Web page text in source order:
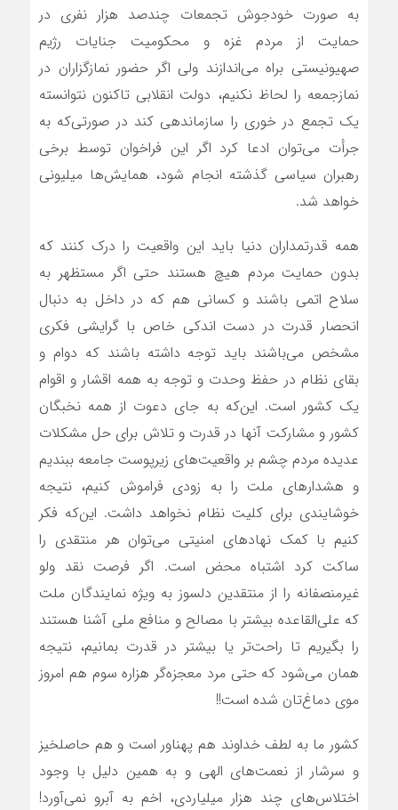
به صورت خودجوش تجمعات چندصد هزار نفری در
حمایت از مردم غزه و محکومیت جنایات رژیم
صهیونیستی براه می‌اندازند ولی اگر حضور نمازگزاران در
نمازجمعه را لحاظ نکنیم، دولت انقلابی تاکنون نتوانسته
یک تجمع در خوری را سازماندهی کند در صورتی‌که به
جرأت می‌توان ادعا کرد اگر این فراخوان توسط برخی
رهبران سیاسی گذشته انجام شود، همایش‌ها میلیونی
خواهد شد.
همه قدرتمداران دنیا باید این واقعیت را درک کنند که
بدون حمایت مردم هیچ هستند حتی اگر مستظهر به
سلاح اتمی باشند و کسانی هم که در داخل به دنبال
انحصار قدرت در دست اندکی خاص با گرایشی فکری
مشخص می‌باشند باید توجه داشته باشند که دوام و
بقای نظام در حفظ وحدت و توجه به همه اقشار و اقوام
یک کشور است. این‌که به جای دعوت از همه نخبگان
کشور و مشارکت آنها در قدرت و تلاش برای حل مشکلات
عدیده مردم چشم بر واقعیت‌های زیرپوست جامعه ببندیم
و هشدارهای ملت را به زودی فراموش کنیم، نتیجه
خوشایندی برای کلیت نظام نخواهد داشت. این‌که فکر
کنیم با کمک نهادهای امنیتی می‌توان هر منتقدی را
ساکت کرد اشتباه محض است. اگر فرصت نقد ولو
غیرمنصفانه را از منتقدین دلسوز به ویژه نمایندگان ملت
که علی‌القاعده بیشتر با مصالح و منافع ملی آشنا هستند
را بگیریم تا راحت‌تر یا بیشتر در قدرت بمانیم، نتیجه
همان می‌شود که حتی مرد معجزه‌گر هزاره سوم هم امروز
موی دماغ‌تان شده است!!
کشور ما به لطف خداوند هم پهناور است و هم حاصلخیز
و سرشار از نعمت‌های الهی و به همین دلیل با وجود
اختلاس‌های چند هزار میلیاردی، اخم به آبرو نمی‌آورد!